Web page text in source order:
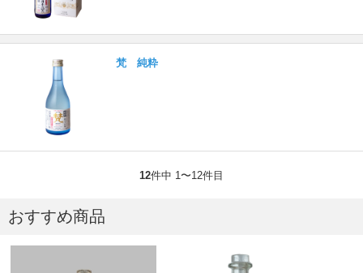
梵 純粋
12件中 1〜12件目
おすすめ商品